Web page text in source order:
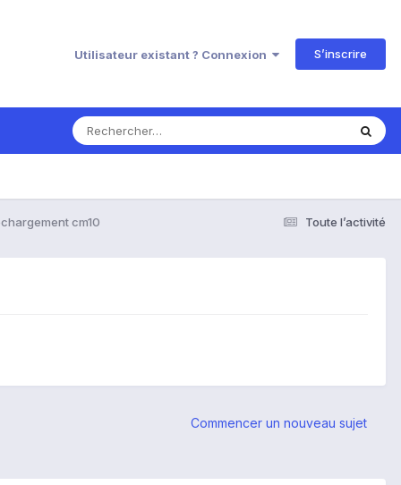
Utilisateur existant ? Connexion S’inscrire
Toute l’activité
cm10
Commencer un nouveau sujet